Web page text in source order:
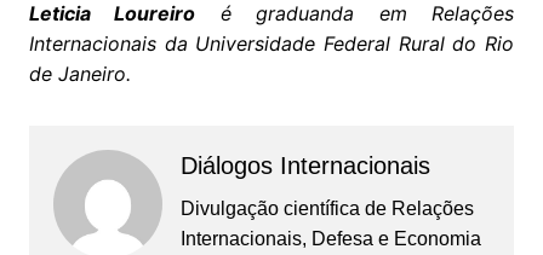
Leticia Loureiro é graduanda em Relações
Internacionais da Universidade Federal Rural do Rio
de Janeiro.
Diálogos Internacionais
Divulgação científica de Relações
Internacionais, Defesa e Economia